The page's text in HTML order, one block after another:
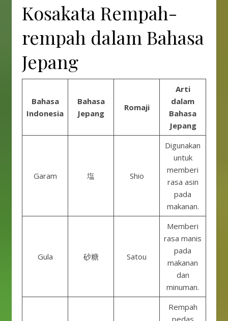
Kosakata Rempah-
rempah dalam Bahasa
Jepang
Bahasa
Indonesia
Bahasa
Jepang
Romaji
Arti
dalam
Bahasa
Jepang
Garam 塩 Shio
Digunakan
untuk
memberi
rasa asin
pada
makanan.
Gula 砂糖 Satou
Memberi
rasa manis
pada
makanan
dan
minuman.
Rempah
pedas